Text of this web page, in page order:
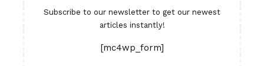
Subscribe to our newsletter to get our newest
articles instantly!
[mc4wp_form]